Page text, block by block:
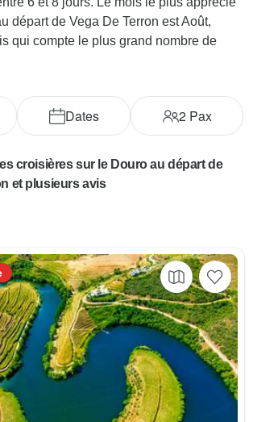
départ de Vega De Terron est Août,
qui compte le plus grand nombre de
Dates 2Pax
croisières sur le Douro au départ de
et plusieurs avis